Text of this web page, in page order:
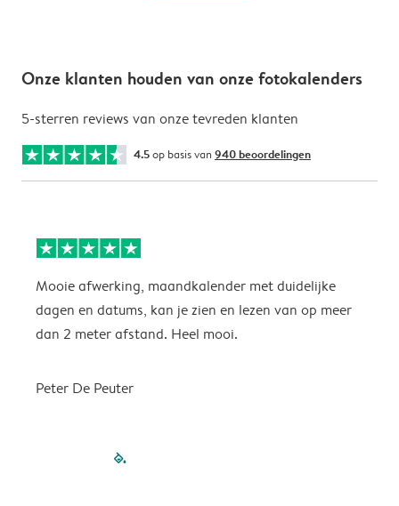
Onze klanten houden van onze fotokalenders
5-sterren reviews van onze tevreden klanten
4.5op basis van 940 beoordelingen
Mooie afwerking, maandkalender met duidelijke
dagen en datums, kan je zien en lezen van op meer
dan 2 meter afstand. Heel mooi.
Peter De Peuter
filled-pagination